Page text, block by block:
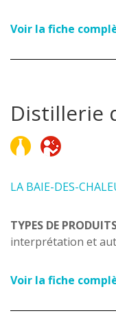
Voir la fiche
Distillerie
LA BAIE-DES-
TYPES DE
interprétation et
Voir la fiche